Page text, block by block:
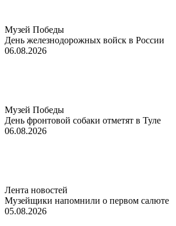
Музей Победы
День железнодорожных войск в России
06.08.2026
Музей Победы
День фронтовой собаки отметят в Туле
06.08.2026
Лента новостей
Музейщики напомнили о первом салюте
05.08.2026